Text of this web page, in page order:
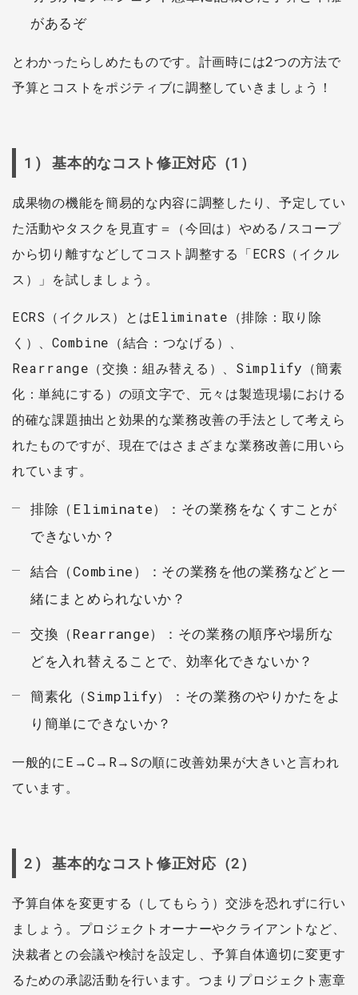
があるぞ
とわかったらしめたものです。計画時には2つの方法で
予算とコストをポジティブに調整していきましょう！
1) 基本的なコスト修正対応（1）
成果物の機能を簡易的な内容に調整したり、予定してい
た活動やタスクを見直す＝（今回は）やめる/スコープ
から切り離すなどしてコスト調整する「ECRS（イクル
ス）」を試しましょう。
ECRS（イクルス）とはEliminate（排除：取り除
く）、Combine（結合：つなげる）、
Rearrange（交換：組み替える）、Simplify（簡素
化：単純にする）の頭文字で、元々は製造現場における
的確な課題抽出と効果的な業務改善の手法として考えら
れたものですが、現在ではさまざまな業務改善に用いら
れています。
排除（Eliminate）：その業務をなくすことが
できないか？
結合（Combine）：その業務を他の業務などと一
緒にまとめられないか？
交換（Rearrange）：その業務の順序や場所な
どを入れ替えることで、効率化できないか？
簡素化（Simplify）：その業務のやりかたをよ
り簡単にできないか？
一般的にE→C→R→Sの順に改善効果が大きいと言われ
ています。
2) 基本的なコスト修正対応（2）
予算自体を変更する（してもらう）交渉を恐れずに行い
ましょう。プロジェクトオーナーやクライアントなど、
決裁者との会議や検討を設定し、予算自体適切に変更す
るための承認活動を行います。つまりプロジェクト憲章